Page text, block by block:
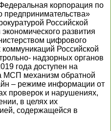
корпорация по
предпринимательства»
Российской
развития
цифрового
Российской
надзорных органов
года доступен на
МСП механизм обратной
– режиме информации от
проверок и нарушениях,
в целях их
содержащейся в